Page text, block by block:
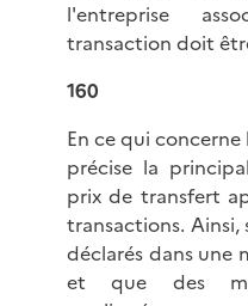
l'entreprise
transaction doit
160
En ce qui
précise la
prix de transfert
transactions.
déclarés dans une
et que des